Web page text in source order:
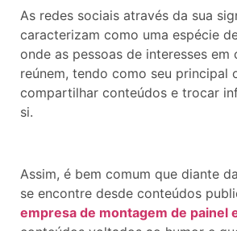
As redes sociais através da sua
caracterizam como uma espécie
onde as pessoas de interesses em
reúnem, tendo como seu principal
compartilhar conteúdos e trocar
si.
Assim, é bem comum que diante
se encontre desde conteúdos
empresa de montagem de painel